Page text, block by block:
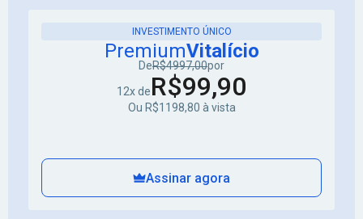
INVESTIMENTO ÚNICO
PremiumVitalício
DeR$4997,00por
12x deR$99,90
Ou R$1198,80 à vista
Assinar agora